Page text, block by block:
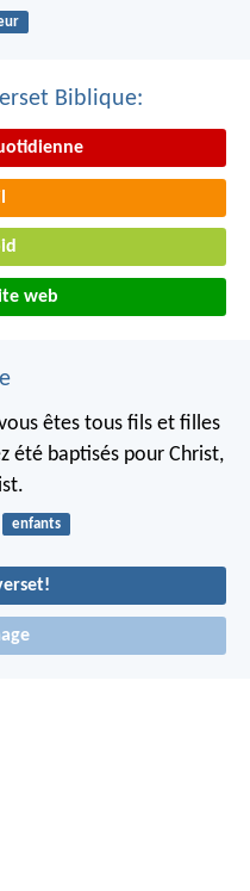
Biblique:
web
êtes tous fils et filles
été baptisés pour Christ,
enfants